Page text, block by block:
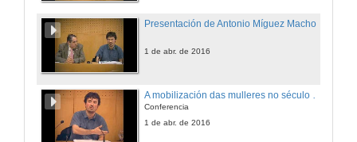
Presentación de Antonio Míguez Macho
1 de abr. de 2016
Conferencia
1 de abr. de 2016